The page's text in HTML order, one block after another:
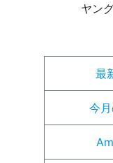
ヤン
最
今